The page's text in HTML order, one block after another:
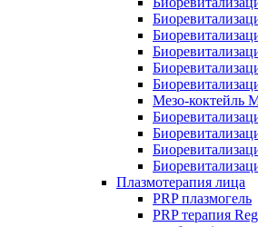
Мезо-коктейль
Плазмотерапия лица
PRP плазмогель
PRP терапия